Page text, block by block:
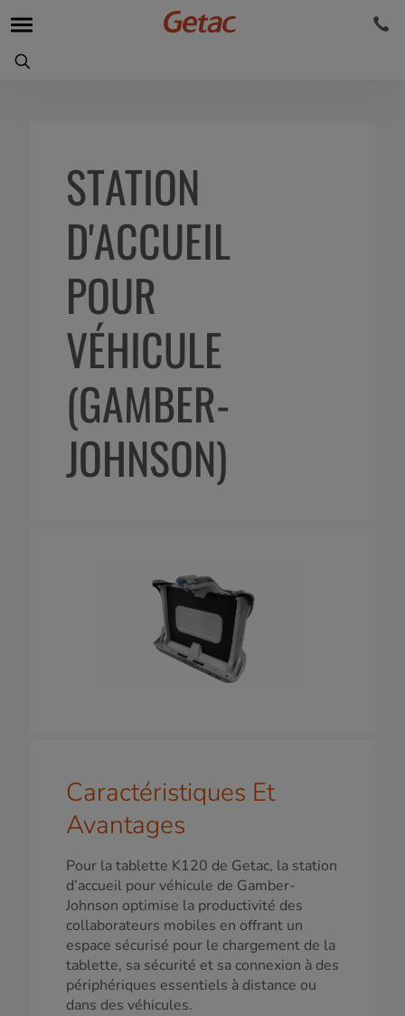
STATION
D'ACCUEIL
POUR
VÉHICULE
(GAMBER-
JOHNSON)
Caractéristiques Et
Avantages
Pour la tablette K120 de Getac, la station
d’accueil pour véhicule de Gamber-
Johnson optimise la productivité des
collaborateurs mobiles en offrant un
espace sécurisé pour le chargement de la
tablette, sa sécurité et sa connexion à des
périphériques essentiels à distance ou
dans des véhicules.